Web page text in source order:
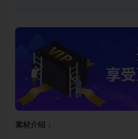
素材介绍：